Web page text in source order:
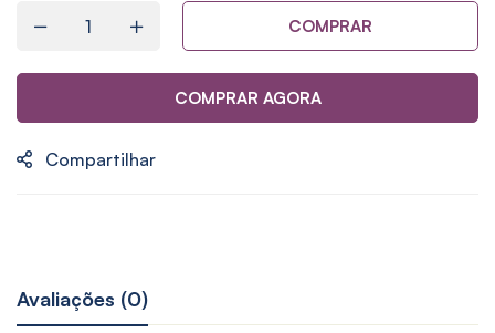
COMPRAR
COMPRAR AGORA
Compartilhar
Avaliações (0)